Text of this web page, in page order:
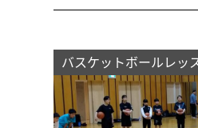
バスケットボールレッ